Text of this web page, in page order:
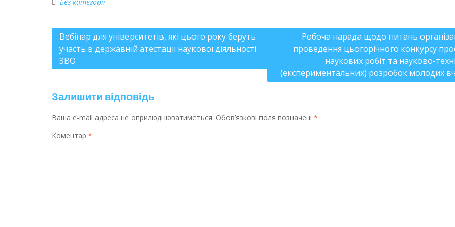
Вебінар для університетів, які цього року беруть
участь в державній атестації наукової діяльності
ЗВО
Робоча нарада щодо питань
проведення цьогорічного конкурсу
наукових робіт та науково-
(експериментальних) розробок молодих
Залишити відповідь
Ваша e-mail адреса не оприлюднюватиметься. Обов’язкові поля позначені *
Коментар *